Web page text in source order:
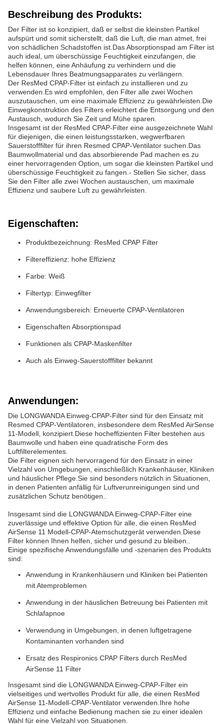
Beschreibung des Produkts:
Der Filter ist so konzipiert, daß er selbst die kleinsten Partikel
aufspürt und somit sicherstellt, daß die Luft, die man atmet, frei
von schädlichen Schadstoffen ist.Das Absorptionspad am Filter ist
auch ideal, um überschüssige Feuchtigkeit einzufangen, die
helfen können, eine Anhäufung zu verhindern und die
Lebensdauer Ihres Beatmungsapparates zu verlängern.
Der ResMed CPAP-Filter ist einfach zu installieren und zu
verwenden.Es wird empfohlen, den Filter alle zwei Wochen
auszutauschen, um eine maximale Effizienz zu gewährleisten.Die
Einwegkonstruktion des Filters erleichtert die Entsorgung und den
Austausch, wodurch Sie Zeit und Mühe sparen.
Insgesamt ist der ResMed CPAP-Filter eine ausgezeichnete Wahl
für diejenigen, die einen leistungsstarken, wegwerfbaren
Sauerstofffilter für ihren Resmed CPAP-Ventilator suchen.Das
Baumwollmaterial und das absorbierende Pad machen es zu
einer hervorragenden Option, um sogar die kleinsten Partikel und
überschüssige Feuchtigkeit zu fangen.- Stellen Sie sicher, dass
Sie den Filter alle zwei Wochen austauschen, um maximale
Effizienz und saubere Luft zu gewährleisten.
Eigenschaften:
Produktbezeichnung: ResMed CPAP Filter
Filtereffizienz: hohe Effizienz
Farbe: Weiß
Filtertyp: Einwegfilter
Anwendungsbereich: Erneuerte CPAP-Ventilatoren
Eigenschaften Absorptionspad
Funktionen als CPAP-Maskenfilter
Auch als Einweg-Sauerstofffilter bekannt
Anwendungen:
Die LONGWANDA Einweg-CPAP-Filter sind für den Einsatz mit
Resmed CPAP-Ventilatoren, insbesondere dem ResMed AirSense
11-Modell, konzipiert.Diese hocheffizienten Filter bestehen aus
Baumwolle und haben eine quadratische Form des
Luftfilterelementes.
Die Filter eignen sich hervorragend für den Einsatz in einer
Vielzahl von Umgebungen, einschließlich Krankenhäuser, Kliniken
und häuslicher Pflege.Sie sind besonders nützlich in Situationen,
in denen Patienten anfällig für Luftverunreinigungen sind und
zusätzlichen Schutz benötigen..
Insgesamt sind die LONGWANDA Einweg-CPAP-Filter eine
zuverlässige und effektive Option für alle, die einen ResMed
AirSense 11 Modell-CPAP-Atemschutzgerät verwenden.Diese
Filter können Ihnen helfen, sicher und gesund zu bleiben..
Einige spezifische Anwendungsfälle und -szenarien des Produkts
sind:
Anwendung in Krankenhäusern und Kliniken bei Patienten
mit Atemproblemen
Anwendung in der häuslichen Betreuung bei Patienten mit
Schlafapnoe
Verwendung in Umgebungen, in denen luftgetragene
Kontaminanten vorhanden sind
Ersatz des Respironics CPAP Filters durch ResMed
AirSense 11 Filter
Insgesamt sind die LONGWANDA Einweg-CPAP-Filter ein
vielseitiges und wertvolles Produkt für alle, die einen ResMed
AirSense 11-Modell-CPAP-Ventilator verwenden.Ihre hohe
Effizienz und einfache Bedienung machen sie zu einer idealen
Wahl für eine Vielzahl von Situationen.